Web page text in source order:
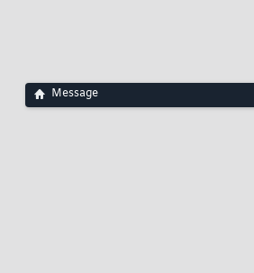
Message